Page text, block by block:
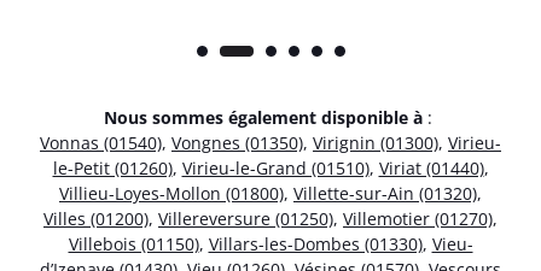
Nous sommes également disponible à :
Vonnas (01540), Vongnes (01350), Virignin (01300), Virieu-
le-Petit (01260), Virieu-le-Grand (01510), Viriat (01440),
Villieu-Loyes-Mollon (01800), Villette-sur-Ain (01320),
Villes (01200), Villereversure (01250), Villemotier (01270),
Villebois (01150), Villars-les-Dombes (01330), Vieu-